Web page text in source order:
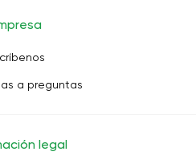
a preguntas
legal